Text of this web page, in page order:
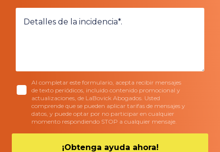
Al completar este formulario, acepta recibir mensajes
de texto periódicos, incluido contenido promocional y
actualizaciones, de LaBovick Abogados. Usted
comprende que se pueden aplicar tarifas de mensajes y
datos, y puede optar por no participar en cualquier
momento respondiendo STOP a cualquier mensaje.